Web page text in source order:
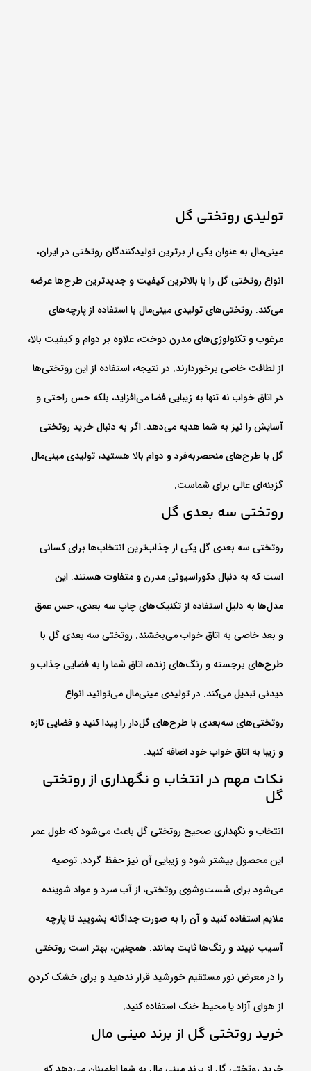
تولیدی روتختی گل
مینی‌مال به عنوان یکی از برترین تولیدکنندگان روتختی در ایران،
انواع روتختی گل را با بالاترین کیفیت و جدیدترین طرح‌ها عرضه
می‌کند. روتختی‌های تولیدی مینی‌مال با استفاده از پارچه‌های
مرغوب و تکنولوژی‌های مدرن دوخت، علاوه بر دوام و کیفیت بالا،
از لطافت خاصی برخوردارند. در نتیجه، استفاده از این روتختی‌ها
در اتاق خواب نه تنها به زیبایی فضا می‌افزاید، بلکه حس راحتی و
آسایش را نیز به شما هدیه می‌دهد. اگر به دنبال خرید روتختی
گل با طرح‌های منحصربه‌فرد و دوام بالا هستید، تولیدی مینی‌مال
گزینه‌ای عالی برای شماست.
روتختی سه بعدی گل
روتختی سه بعدی گل یکی از جذاب‌ترین انتخاب‌ها برای کسانی
است که به دنبال دکوراسیونی مدرن و متفاوت هستند. این
مدل‌ها به دلیل استفاده از تکنیک‌های چاپ سه بعدی، حس عمق
و بعد خاصی به اتاق خواب می‌بخشند. روتختی سه بعدی گل با
طرح‌های برجسته و رنگ‌های زنده، اتاق شما را به فضایی جذاب و
دیدنی تبدیل می‌کند. در تولیدی مینی‌مال می‌توانید انواع
روتختی‌های سه‌بعدی با طرح‌های گل‌دار را پیدا کنید و فضایی تازه
و زیبا به اتاق خواب خود اضافه کنید.
نکات مهم در انتخاب و نگهداری از روتختی
گل
انتخاب و نگهداری صحیح روتختی گل باعث می‌شود که طول عمر
این محصول بیشتر شود و زیبایی آن نیز حفظ گردد. توصیه
می‌شود برای شست‌وشوی روتختی، از آب سرد و مواد شوینده
ملایم استفاده کنید و آن را به صورت جداگانه بشویید تا پارچه
آسیب نبیند و رنگ‌ها ثابت بمانند. همچنین، بهتر است روتختی
را در معرض نور مستقیم خورشید قرار ندهید و برای خشک کردن
از هوای آزاد یا محیط خنک استفاده کنید.
خرید روتختی گل از برند مینی‌ مال